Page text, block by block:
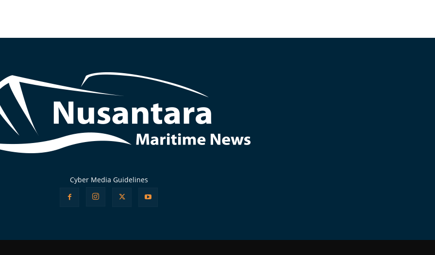
Cyber Media Guidelines